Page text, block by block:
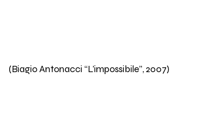
(Biagio Antonacci “L’impossibile”, 2007)